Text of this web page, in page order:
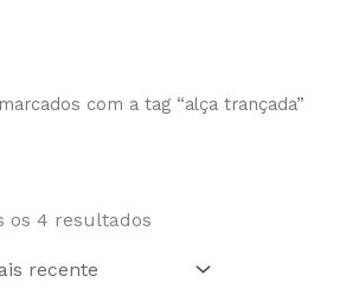
com a tag “alça trançada”
os 4 resultados